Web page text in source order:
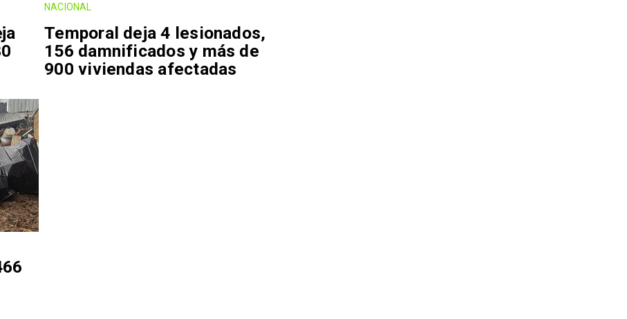
NACIONAL
Temporal deja 4 lesionados,
156 damnificados y más de
900 viviendas afectadas